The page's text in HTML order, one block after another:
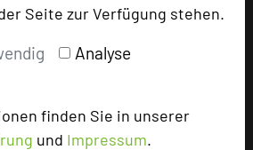
Seite zur Verfügung stehen.
Analyse
finden Sie in unserer
und Impressum.
Hotel bewerten